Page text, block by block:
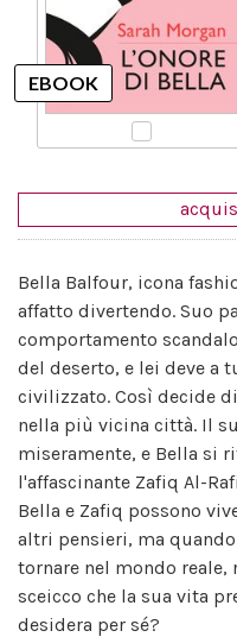
Bella Balfour, icona
affatto divertendo. Suo
comportamento
del deserto, e lei deve a
civilizzato. Così decide
nella più vicina città. Il
miseramente, e Bella si
l'affascinante Zafiq Al-
Bella e Zafiq possono
altri pensieri, ma
tornare nel mondo reale,
sceicco che la sua vita
desidera per sé?